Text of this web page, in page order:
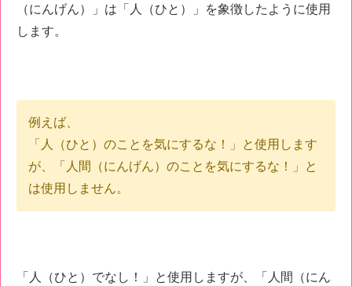
（にんげん）」は「人（ひと）」を象徴したように使用
します。
例えば、
「人（ひと）のことを気にするな！」と使用します
が、「人間（にんげん）のことを気にするな！」と
は使用しません。
「人（ひと）でなし！」と使用しますが、「人間（にん